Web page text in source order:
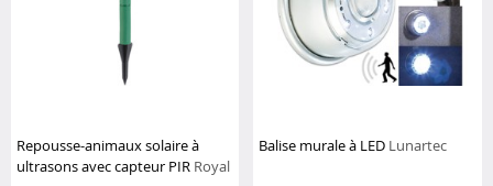
Repousse-animaux solaire à
ultrasons avec capteur PIR Royal
Balise murale à LED Lunartec